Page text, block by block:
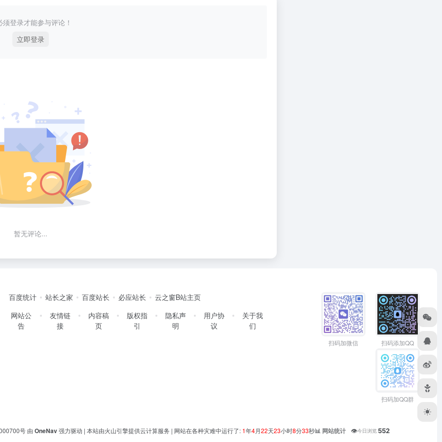
须登录才能参与评论！
立即登录
暂无评论...
百度统计 站长之家 百度站长 必应站长
云之窗B站主页
网站公
告
友情链
接
内容稿
页
版权指
引
隐私声
明
用户协
议
关于我
们
扫码加微信 扫码添加QQ
扫码加QQ群
号 由 OneNav强力驱动 | 本站由火山引擎提供云计算服务 | 网站在各种灾难中运行了: 1年4月22天23小时8分34秒📊 网站统计 👁️今日浏览 552